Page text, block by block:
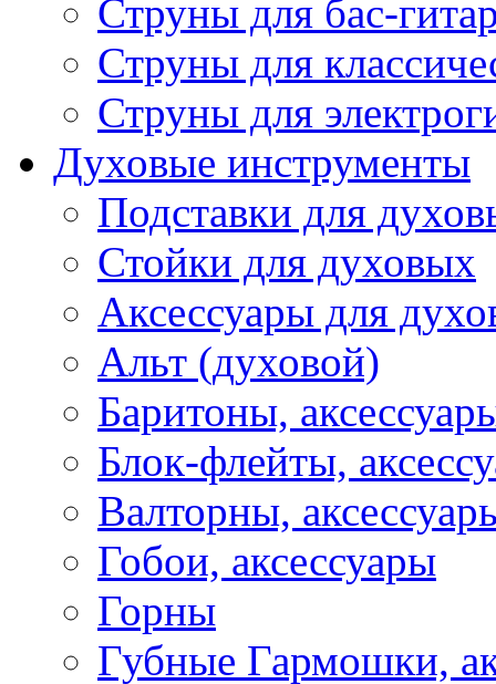
Струны для бас-
Струны для
Струны для
Духовые инструменты
Подставки для
Стойки для духовых
Аксессуары для
Альт (духовой)
Баритоны,
Блок-флейты,
Валторны,
Гобои, аксессуары
Горны
Губные Гармошки,